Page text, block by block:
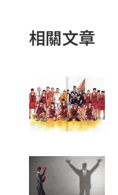
相關文章